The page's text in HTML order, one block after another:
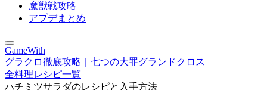
魔獣戦攻略
アプデまとめ
GameWith
グラクロ徹底攻略｜七つの大罪グランドクロス
全料理レシピ一覧
ハチミツサラダのレシピと入手方法